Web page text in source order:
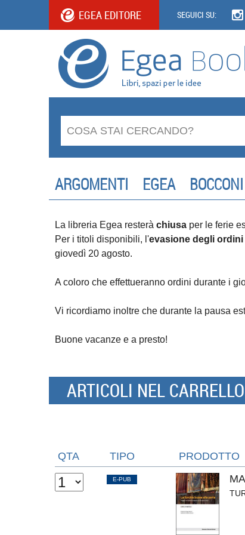
EGEA EDITORE SEGUICI SU:
ARGOMENTI EGEA
La libreria Egea resterà chiusa per le ferie
Per i titoli disponibili, l'evasione degli
giovedì 20 agosto.
A coloro che effettueranno ordini durante i
Vi ricordiamo inoltre che durante la pausa
Buone vacanze e a presto!
ARTICOLI NEL CARRELLO
QTA TIPO PRODOTTO
E-PUB